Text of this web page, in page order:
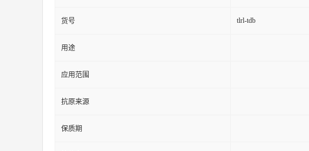
货号 tlrl-tdb
用途
应用范围
抗原来源
保质期